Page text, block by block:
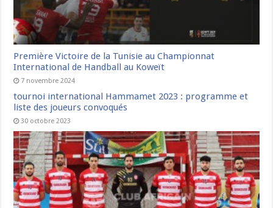
Première Victoire de la Tunisie au Championnat
International de Handball au Koweït
7 novembre 2024
tournoi international Hammamet 2023 : programme et
liste des joueurs convoqués
30 octobre 2023